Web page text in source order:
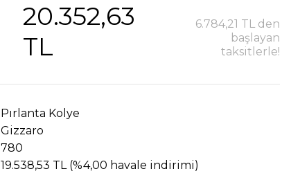
20.352,63
TL
6.784,21 TL den
başlayan
taksitlerle!
Pırlanta Kolye
Gizzaro
780
19.538,53 TL (%4,00 havale indirimi)